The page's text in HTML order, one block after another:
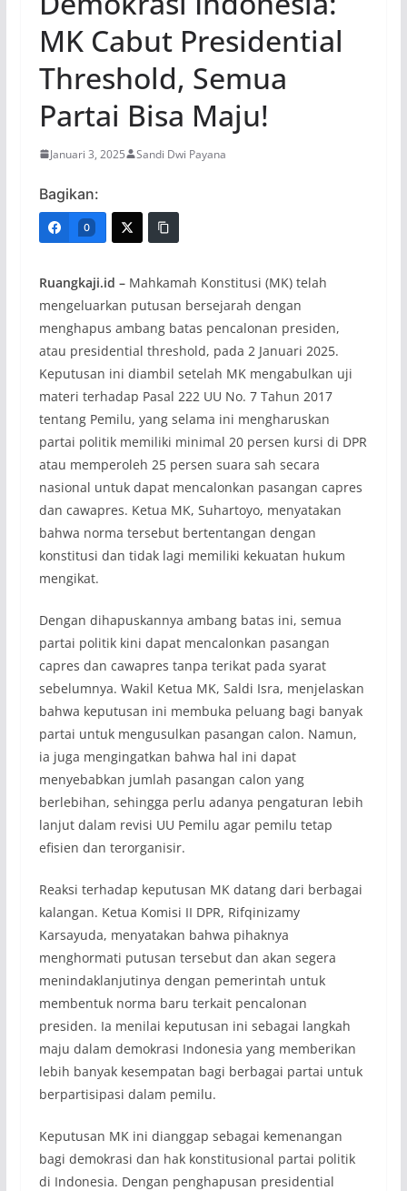
MK Cabut Presidential
Threshold, Semua
Partai Bisa Maju!
Januari 3, 2025 Sandi Dwi Payana
Bagikan:
0
Ruangkaji.id –Mahkamah Konstitusi (MK) telah
mengeluarkan putusan bersejarah dengan
menghapus ambang batas pencalonan presiden,
atau presidential threshold, pada 2 Januari 2025.
Keputusan ini diambil setelah MK mengabulkan uji
materi terhadap Pasal 222 UU No. 7 Tahun 2017
tentang Pemilu, yang selama ini mengharuskan
partai politik memiliki minimal 20 persen kursi di DPR
atau memperoleh 25 persen suara sah secara
nasional untuk dapat mencalonkan pasangan capres
dan cawapres. Ketua MK, Suhartoyo, menyatakan
bahwa norma tersebut bertentangan dengan
konstitusi dan tidak lagi memiliki kekuatan hukum
mengikat.
Dengan dihapuskannya ambang batas ini, semua
partai politik kini dapat mencalonkan pasangan
capres dan cawapres tanpa terikat pada syarat
sebelumnya. Wakil Ketua MK, Saldi Isra, menjelaskan
bahwa keputusan ini membuka peluang bagi banyak
partai untuk mengusulkan pasangan calon. Namun,
ia juga mengingatkan bahwa hal ini dapat
menyebabkan jumlah pasangan calon yang
berlebihan, sehingga perlu adanya pengaturan lebih
lanjut dalam revisi UU Pemilu agar pemilu tetap
efisien dan terorganisir.
Reaksi terhadap keputusan MK datang dari berbagai
kalangan. Ketua Komisi II DPR, Rifqinizamy
Karsayuda, menyatakan bahwa pihaknya
menghormati putusan tersebut dan akan segera
menindaklanjutinya dengan pemerintah untuk
membentuk norma baru terkait pencalonan
presiden. Ia menilai keputusan ini sebagai langkah
maju dalam demokrasi Indonesia yang memberikan
lebih banyak kesempatan bagi berbagai partai untuk
berpartisipasi dalam pemilu.
Keputusan MK ini dianggap sebagai kemenangan
bagi demokrasi dan hak konstitusional partai politik
di Indonesia. Dengan penghapusan presidential